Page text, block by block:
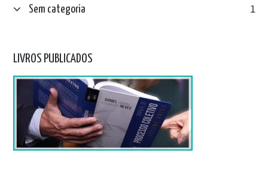
Sem categoria 1
LIVROS PUBLICADOS